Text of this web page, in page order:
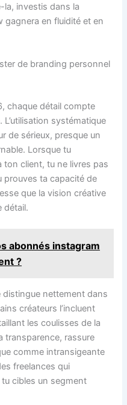
la, investis dans la
en fluidité et en
de branding personnel
chaque détail compte
systématique
de sérieux, presque un
Lorsque tu
ton client, tu ne livres pas
prouves ta capacité de
que la vision créative
détail.
abonnés instagram
?
distingue nettement dans
créateurs l’incluent
les coulisses de la
transparence, rassure
comme intransigeante
freelances qui
tu cibles un segment